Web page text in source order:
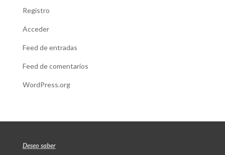
Registro
Acceder
Feed de entradas
Feed de comentarios
WordPress.org
Deseo saber